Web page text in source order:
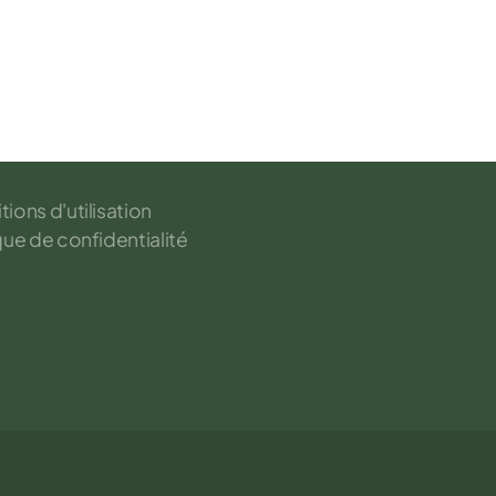
d'utilisation
de confidentialité